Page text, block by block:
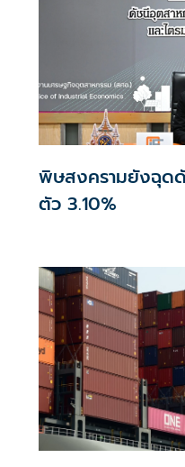
พิษสงครามยังฉุด
ตัว 3.10%